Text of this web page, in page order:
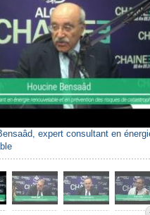
expert consultant en